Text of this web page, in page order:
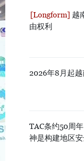
越
由权利
2026年8月起
TAC条约50周
神是构建地区